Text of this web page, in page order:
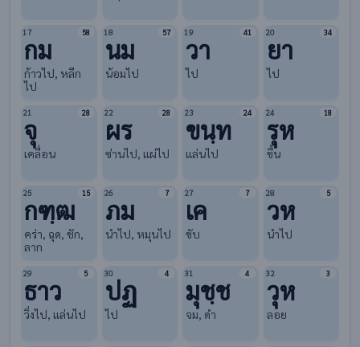
17 58
กม
ก้าวไป, หลีก
ไป
18 57
นม
น้อมไป
19 41
วา
ไป
20 34
ยา
ไป
21 28
จุ
เคลื่อน
22 28
ผร
ซ่านไป, แผ่ไป
23 24
ขนฺท
แล่นไป
24 18
รุห
ขึ้น
25 15
กฑฺฒ
คร่า, ฉุด, ชัก,
ลาก
26 7
ภม
นำไป, หมุนไป
27 7
เค
ขับ
28 5
วห
นำไป
29 5
ธาว
วิ่งไป, แล่นไป
30 4
ปฏ
ไป
31 4
มุชฺช
จม, ดำ
32 3
วุห
ลอย